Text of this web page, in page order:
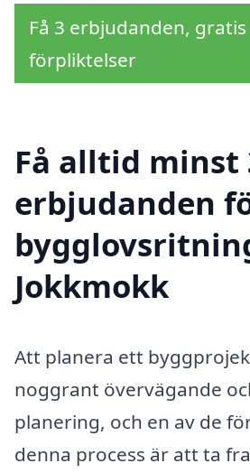
Få 3 erbjudanden,
förpliktelser
Få alltid minst
erbjudanden
Jokkmokk
Att planera ett
noggrant övervägande
planering, och en av de
denna process är att ta